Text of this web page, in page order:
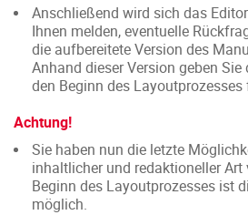
Anschließend wird sich das
Ihnen melden, eventuelle
die aufbereitete Version des
Anhand dieser Version geben
den Beginn des Layoutprozesses
Achtung!
Sie haben nun die letzte
inhaltlicher und redaktioneller Art
Beginn des Layoutprozesses ist
möglich.